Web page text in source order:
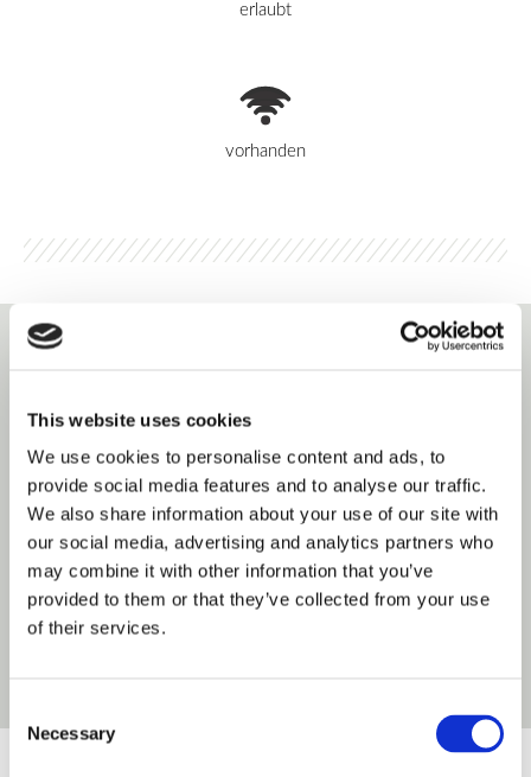
This website uses cookies
We use cookies to personalise content and ads, to
provide social media features and to analyse our traffic.
We also share information about your use of our site with
our social media, advertising and analytics partners who
may combine it with other information that you’ve
provided to them or that they’ve collected from your use
of their services.
Selection
Necessary
erlaubt
vorhanden
Herzlich Willkommen im
Terrassenpark Schonach.
Willkommen im Terrassenpark –
lassen und in eine Welt voller
Entspannung,
Abenteuer und atemberaubender
Aussichten eintauchen können.
Hier, auf 1.000 Meter Höhe im Herzen des
Schwarzwaldes, liegt eine Oase der Ruhe